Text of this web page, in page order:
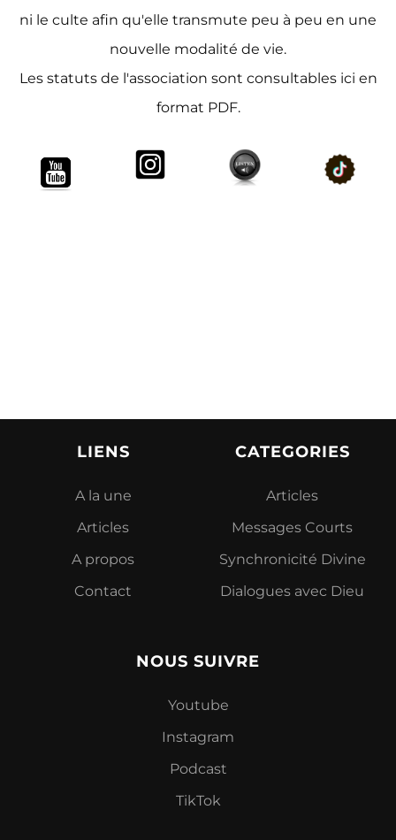
ni le culte afin qu'elle transmute peu à peu en une
nouvelle modalité de vie.
Les statuts de l'association sont consultables ici en
format PDF.
LIENS
A la une
Articles
A propos
Contact
CATEGORIES
Articles
Messages Courts
Synchronicité Divine
Dialogues avec Dieu
NOUS SUIVRE
Youtube
Instagram
Podcast
TikTok